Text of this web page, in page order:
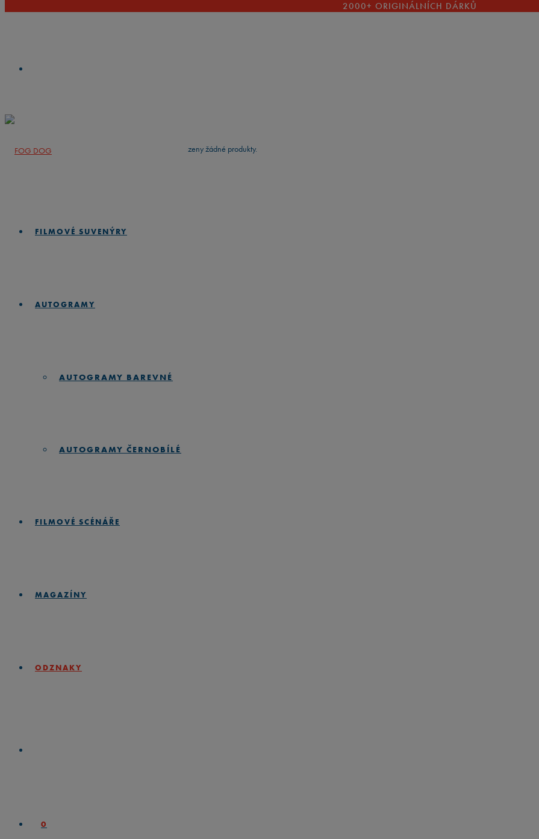
2000+ ORIGINÁLNÍCH DÁRKŮ
FILMOVÉ SUVENÝRY
AUTOGRAMY
AUTOGRAMY BAREVNÉ
AUTOGRAMY ČERNOBÍLÉ
FILMOVÉ SCÉNÁŘE
MAGAZÍNY
ODZNAKY
0
pressEnterto search Nebyly nalezeny žádné produkty.